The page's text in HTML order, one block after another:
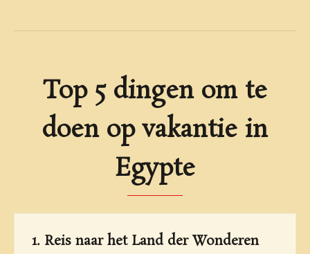
Top 5 dingen om te
doen op vakantie in
Egypte
1. Reis naar het Land der Wonderen